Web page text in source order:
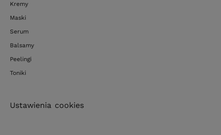
Kremy
Maski
Serum
Balsamy
Peelingi
Toniki
Ustawienia cookies